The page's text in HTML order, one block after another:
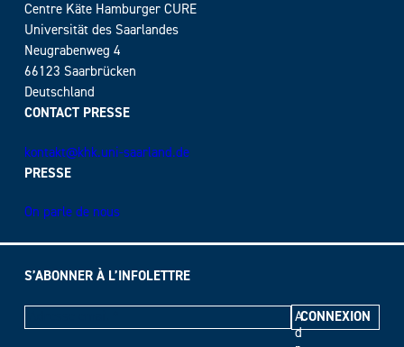
Centre Käte Hamburger CURE
Universität des Saarlandes
Neugrabenweg 4
66123 Saarbrücken
Deutschland
CONTACT PRESSE
kontakt@khk.uni-saarland.de
PRESSE
On parle de nous
S’ABONNER À L’INFOLETTRE
A
d